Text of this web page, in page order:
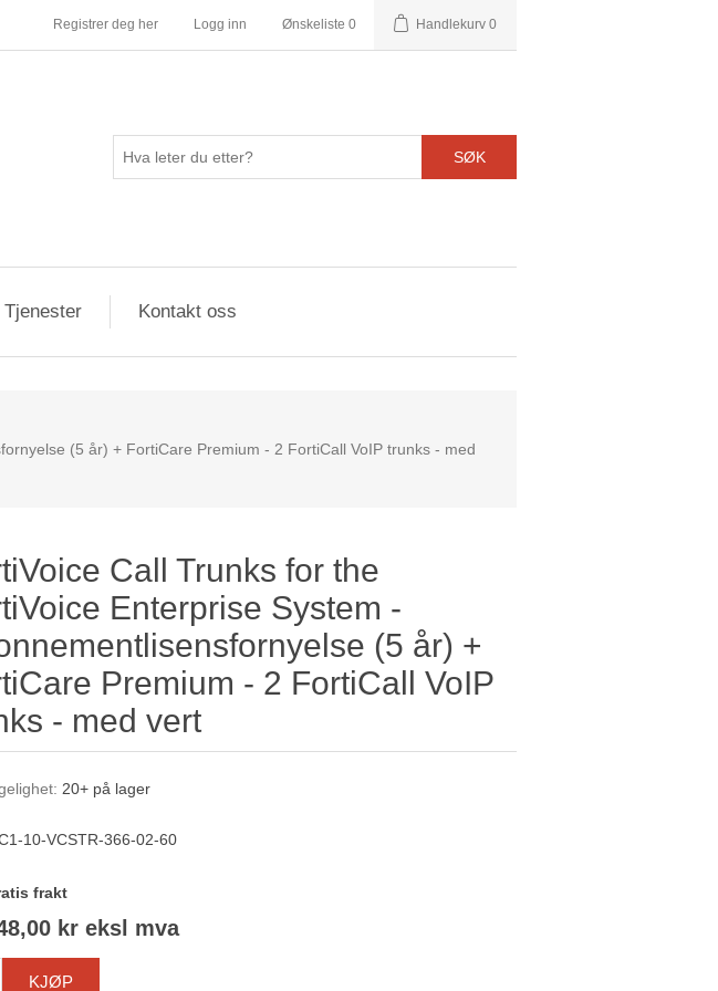
Registrer deg her Logg inn Ønskeliste 0 Handlekurv 0
SØK
Tjenester Kontakt oss
(5 år) + FortiCare Premium - 2 FortiCall VoIP trunks - med
Call Trunks for the
Enterprise System -
(5 år) +
Premium - 2 FortiCall VoIP
- med vert
20+ på lager
10-VCSTR-366-02-60
frakt
kr eksl mva
KJØP